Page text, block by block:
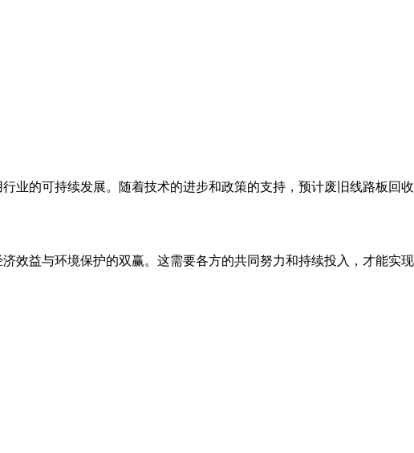
业的可持续发展。随着技术的进步和政策的支持，预计废旧线路板回收
效益与环境保护的双赢。这需要各方的共同努力和持续投入，才能实现